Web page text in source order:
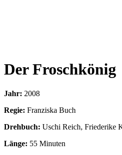
Der Froschkönig
Jahr: 2008
Regie: Franziska Buch
Drehbuch: Uschi Reich, Friederike
Länge: 55 Minuten